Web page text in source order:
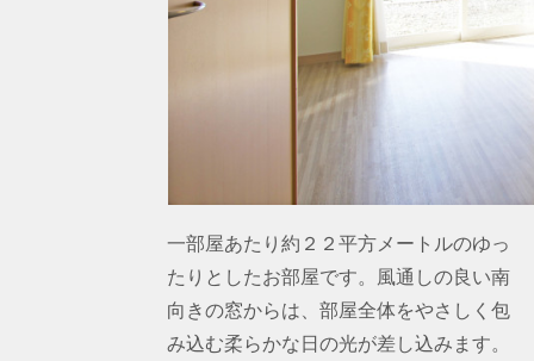
一部屋あたり約２２平方メートルのゆっ
たりとしたお部屋です。風通しの良い南
向きの窓からは、部屋全体をやさしく包
み込む柔らかな日の光が差し込みます。